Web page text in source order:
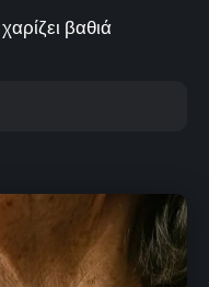
βαθιά